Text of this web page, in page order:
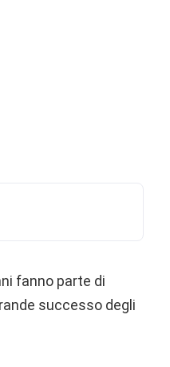
fanno parte di
successo degli